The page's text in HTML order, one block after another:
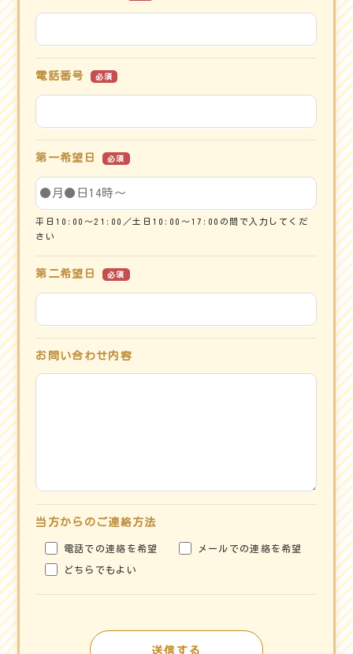
電話番号 必須
第一希望日 必須
平日10:00～21:00／土日10:00～17:00の間で入力してくだ
さい
第二希望日 必須
お問い合わせ内容
当方からのご連絡方法
電話での連絡を希望 メールでの連絡を希望
どちらでもよい